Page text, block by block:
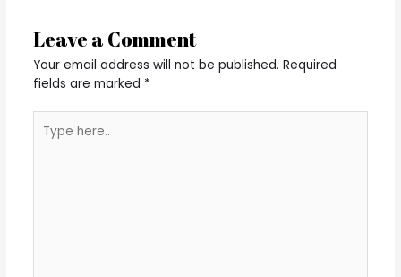
Leave a Comment
Your email address will not be published. Required
fields are marked *
here..